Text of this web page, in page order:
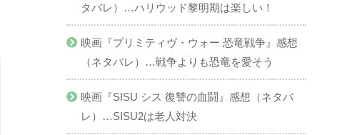
タバレ）…ハリウッド黎明期は楽しい！
映画『プリミティヴ・ウォー 恐竜戦争』感想
（ネタバレ）…戦争よりも恐竜を愛そう
映画『SISU シス 復讐の血闘』感想（ネタバ
レ）…SISU2は老人対決